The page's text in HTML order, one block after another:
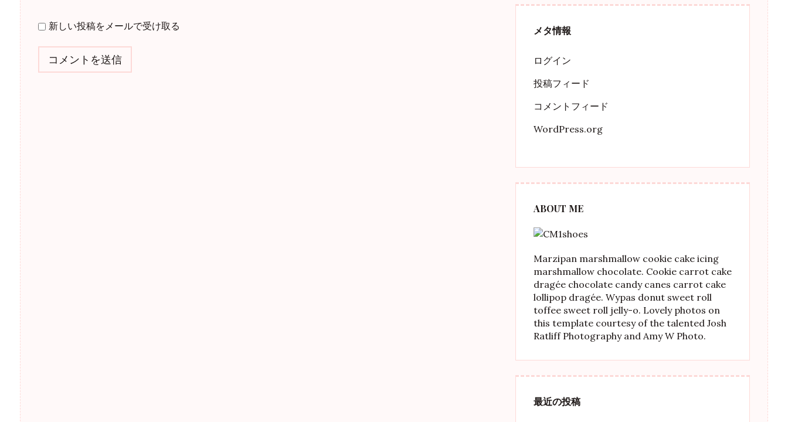
新しい投稿をメールで受け取る メタ情報
ログイン
投稿フィード
コメントフィード
WordPress.org
ABOUT ME
Marzipan marshmallow cookie cake icing
marshmallow chocolate. Cookie carrot cake
dragée chocolate candy canes carrot cake
lollipop dragée. Wypas donut sweet roll
toffee sweet roll jelly-o. Lovely photos on
this template courtesy of the talented Josh
Ratliff Photography and Amy W Photo.
最近の投稿